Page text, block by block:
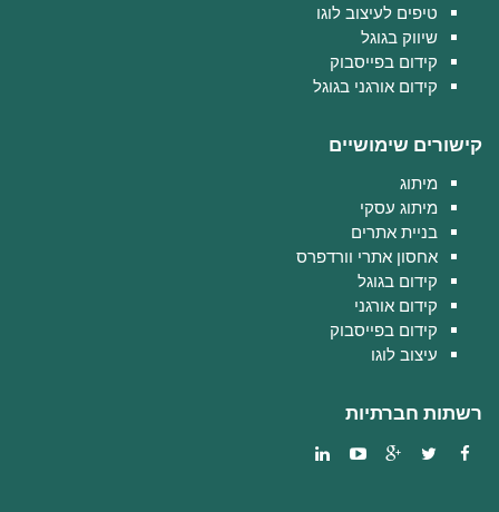
טיפים לעיצוב לוגו
שיווק בגוגל
קידום בפייסבוק
קידום אורגני בגוגל
קישורים שימושיים
מיתוג
מיתוג עסקי
בניית אתרים
אחסון אתרי וורדפרס
קידום בגוגל
קידום אורגני
קידום בפייסבוק
עיצוב לוגו
רשתות חברתיות